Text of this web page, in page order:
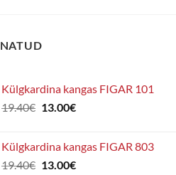
Külgkardina kangas FIGAR 101
19.40€ Algne
19.40€.
13.00€Praegune
13.00€.
Külgkardina kangas FIGAR 803
19.40€ Algne
13.00€Praegune